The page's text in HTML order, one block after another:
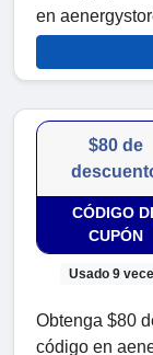
en
$80 de
CÓDIGO
CUPÓN
Usado 9
Obtenga $80
código en